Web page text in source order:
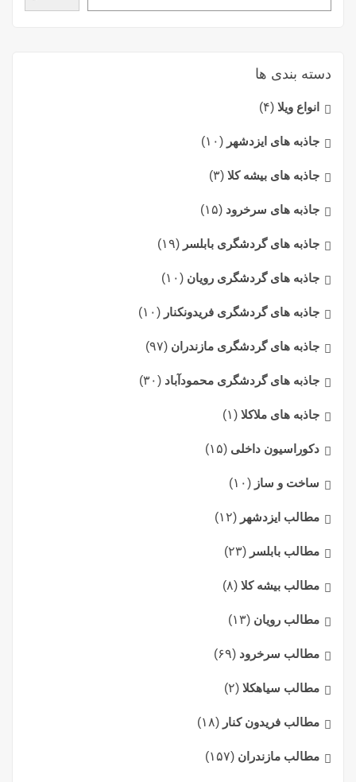
دسته بندی ها
انواع ویلا (۴)
جاذبه های ایزدشهر (۱۰)
جاذبه های بیشه کلا (۳)
جاذبه های سرخرود (۱۵)
جاذبه های گردشگری بابلسر (۱۹)
جاذبه های گردشگری رویان (۱۰)
جاذبه های گردشگری فریدونکنار (۱۰)
جاذبه های گردشگری مازندران (۹۷)
جاذبه های گردشگری محمودآباد (۳۰)
جاذبه های ملاکلا (۱)
دکوراسیون داخلی (۱۵)
ساخت و ساز (۱۰)
مطالب ایزدشهر (۱۲)
مطالب بابلسر (۲۳)
مطالب بیشه کلا (۸)
مطالب رویان (۱۳)
مطالب سرخرود (۶۹)
مطالب سیاهکلا (۲)
مطالب فریدون کنار (۱۸)
مطالب مازندران (۱۵۷)